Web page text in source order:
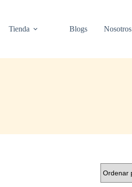
Tienda Blogs Nosotros